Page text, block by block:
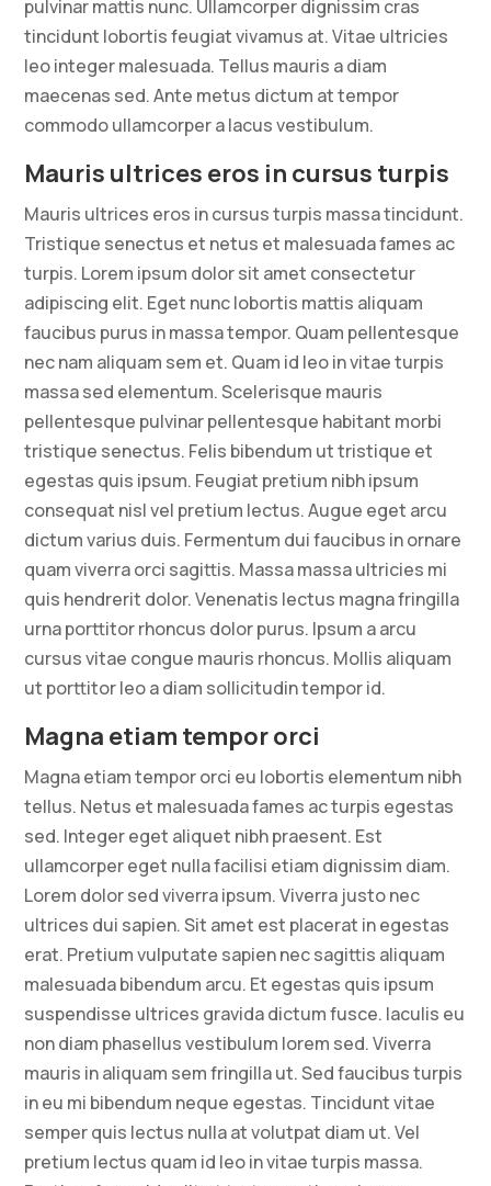
pulvinar mattis nunc. Ullamcorper dignissim cras
tincidunt lobortis feugiat vivamus at. Vitae ultricies
leo integer malesuada. Tellus mauris a diam
maecenas sed. Ante metus dictum at tempor
commodo ullamcorper a lacus vestibulum.
Mauris ultrices eros in cursus turpis
Mauris ultrices eros in cursus turpis massa tincidunt.
Tristique senectus et netus et malesuada fames ac
turpis. Lorem ipsum dolor sit amet consectetur
adipiscing elit. Eget nunc lobortis mattis aliquam
faucibus purus in massa tempor. Quam pellentesque
nec nam aliquam sem et. Quam id leo in vitae turpis
massa sed elementum. Scelerisque mauris
pellentesque pulvinar pellentesque habitant morbi
tristique senectus. Felis bibendum ut tristique et
egestas quis ipsum. Feugiat pretium nibh ipsum
consequat nisl vel pretium lectus. Augue eget arcu
dictum varius duis. Fermentum dui faucibus in ornare
quam viverra orci sagittis. Massa massa ultricies mi
quis hendrerit dolor. Venenatis lectus magna fringilla
urna porttitor rhoncus dolor purus. Ipsum a arcu
cursus vitae congue mauris rhoncus. Mollis aliquam
ut porttitor leo a diam sollicitudin tempor id.
Magna etiam tempor orci
Magna etiam tempor orci eu lobortis elementum nibh
tellus. Netus et malesuada fames ac turpis egestas
sed. Integer eget aliquet nibh praesent. Est
ullamcorper eget nulla facilisi etiam dignissim diam.
Lorem dolor sed viverra ipsum. Viverra justo nec
ultrices dui sapien. Sit amet est placerat in egestas
erat. Pretium vulputate sapien nec sagittis aliquam
malesuada bibendum arcu. Et egestas quis ipsum
suspendisse ultrices gravida dictum fusce. Iaculis eu
non diam phasellus vestibulum lorem sed. Viverra
mauris in aliquam sem fringilla ut. Sed faucibus turpis
in eu mi bibendum neque egestas. Tincidunt vitae
semper quis lectus nulla at volutpat diam ut. Vel
pretium lectus quam id leo in vitae turpis massa.